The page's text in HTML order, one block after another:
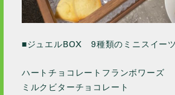
■ジュエルBOX 9種類のミニスイーツ
ハートチョコレートフランボワーズ
ミルクビターチョコレート